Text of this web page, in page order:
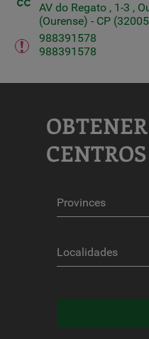
AV do Regato , 1-3 ,
(Ourense) - CP
988391578
988391578
CENTROS
Localidades